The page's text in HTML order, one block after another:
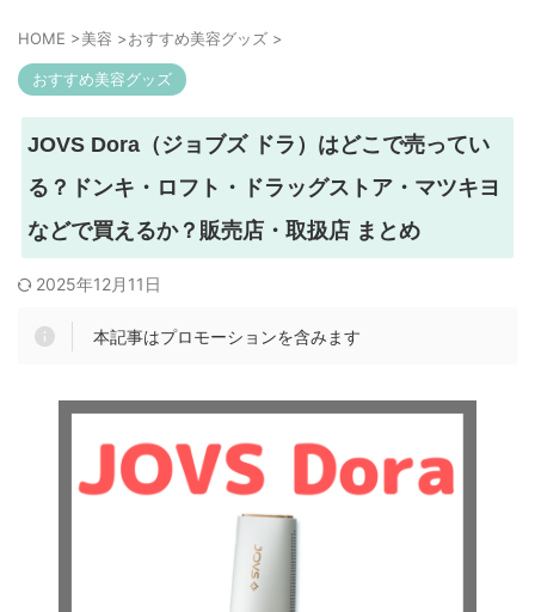
HOME >美容 >おすすめ美容グッズ >
おすすめ美容グッズ
JOVS Dora（ジョブズ ドラ）はどこで売ってい
る？ドンキ・ロフト・ドラッグストア・マツキヨ
などで買えるか？販売店・取扱店 まとめ
2025年12月11日
本記事はプロモーションを含みます